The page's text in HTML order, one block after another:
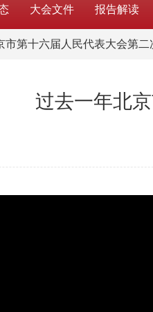
大会文件 报告解读
市第十六届人民代表大会第二
过去一年北